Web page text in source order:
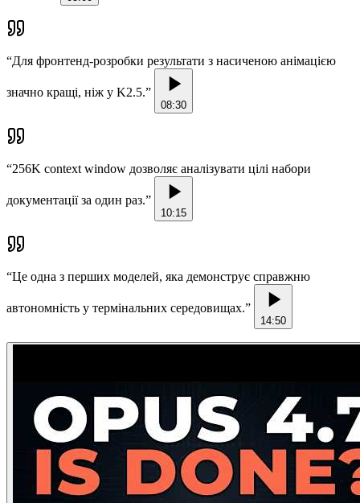
“Для фронтенд-розробки результати з насиченою анімацією
значно кращі, ніж у K2.5.”
08:30
“256K context window дозволяє аналізувати цілі набори
документації за один раз.”
10:15
“Це одна з перших моделей, яка демонструє справжню
автономність у термінальних середовищах.”
14:50